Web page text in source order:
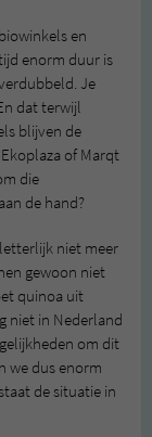
en
enorm duur is
Je
dat terwijl
blijven de
of Marqt
die
de hand?
niet meer
gewoon niet
quinoa uit
niet in Nederland
om dit
we dus enorm
de situatie in